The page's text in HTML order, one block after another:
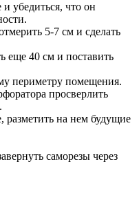
убедиться, что он
5-7 см и сделать
еще 40 см и поставить
периметру помещения.
просверлить
разметить на нем будущие
саморезы через